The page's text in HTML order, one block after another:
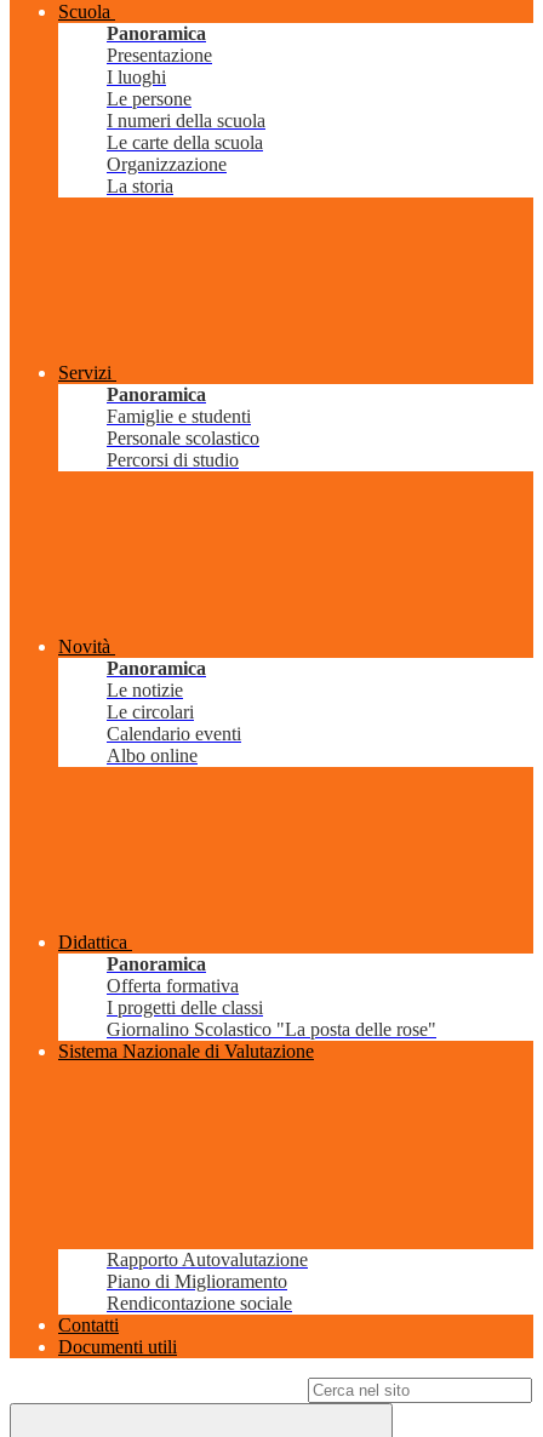
Scuola
Panoramica
Presentazione
I luoghi
Le persone
I numeri della scuola
Le carte della scuola
Organizzazione
La storia
Servizi
Panoramica
Famiglie e studenti
Personale scolastico
Percorsi di studio
Novità
Panoramica
Le notizie
Le circolari
Calendario eventi
Albo online
Didattica
Panoramica
Offerta formativa
I progetti delle classi
Giornalino Scolastico "La posta delle rose"
Sistema Nazionale di Valutazione
Rapporto Autovalutazione
Piano di Miglioramento
Rendicontazione sociale
Contatti
Documenti utili